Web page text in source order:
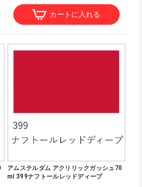
カートに入れる
アムステルダム アクリリックガッシュ70
ml 399ナフトールレッドディープ